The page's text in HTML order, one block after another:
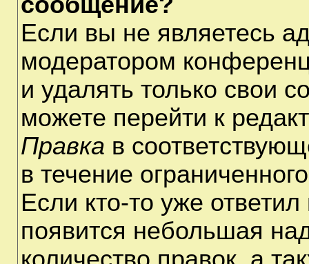
Если вы не являетесь
модератором
и удалять только свои
можете перейти к
Правка в
в течение
Если кто-то уже
появится небольшая